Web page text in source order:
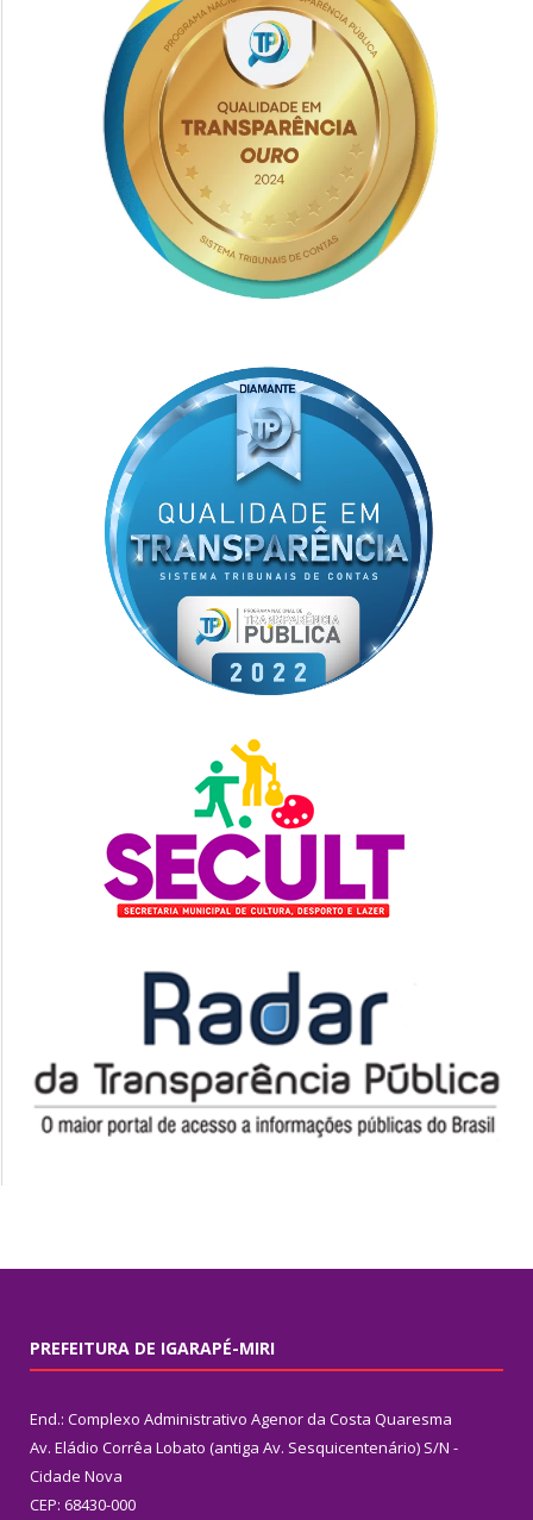
PREFEITURA DE IGARAPÉ-MIRI
End.: Complexo Administrativo Agenor da Costa Quaresma
Av. Eládio Corrêa Lobato (antiga Av. Sesquicentenário) S/N -
Cidade Nova
CEP: 68430-000